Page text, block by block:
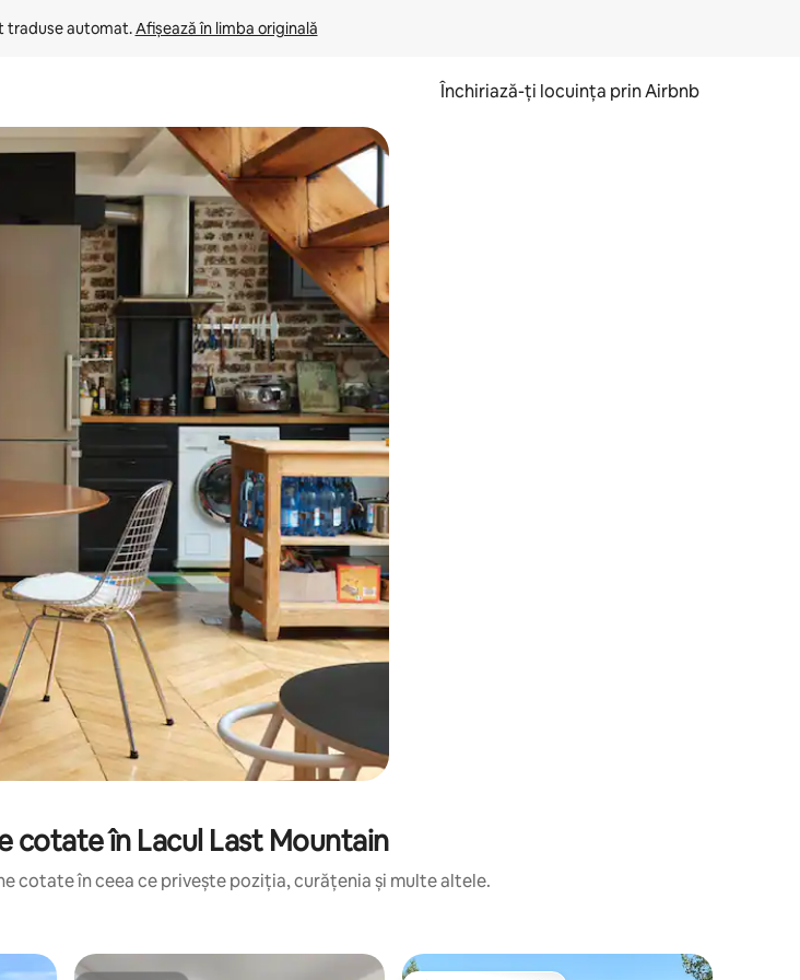
traduse automat. Afișează în limba originală
Închiriază-ți locuința prin Airbnb
sau prin gesturi de atingere ori glisare.
cotate în Lacul Last Mountain
cotate în ceea ce privește poziția, curățenia și multe altele.